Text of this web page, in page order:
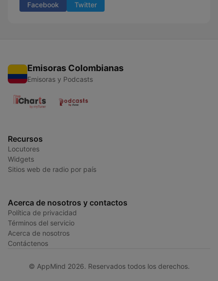
Facebook Twitter
Emisoras Colombianas
Emisoras y Podcasts
Recursos
Locutores
Widgets
Sitios web de radio por país
Acerca de nosotros y contactos
Política de privacidad
Términos del servicio
Acerca de nosotros
Contáctenos
© AppMind 2026. Reservados todos los derechos.